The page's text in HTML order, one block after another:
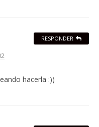
hacerla :))
RESPONDER